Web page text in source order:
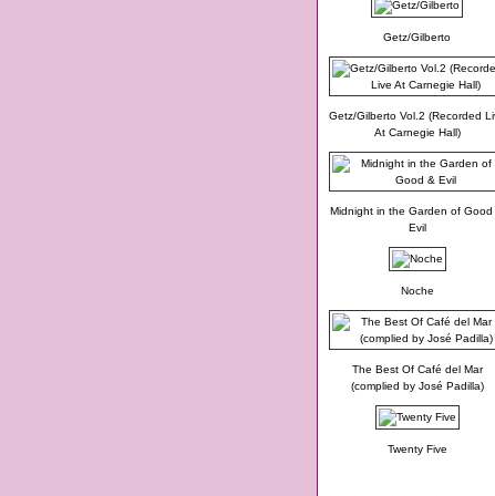
Getz/Gilberto
Getz/Gilberto Vol.2 (Recorded
At Carnegie Hall)
Midnight in the Garden of Good
Evil
Noche
The Best Of Café del Mar
(complied by José Padilla)
Twenty Five